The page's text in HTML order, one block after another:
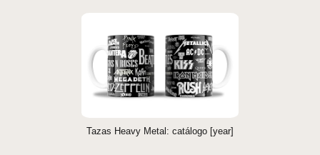
Tazas Heavy Metal: catálogo [year]